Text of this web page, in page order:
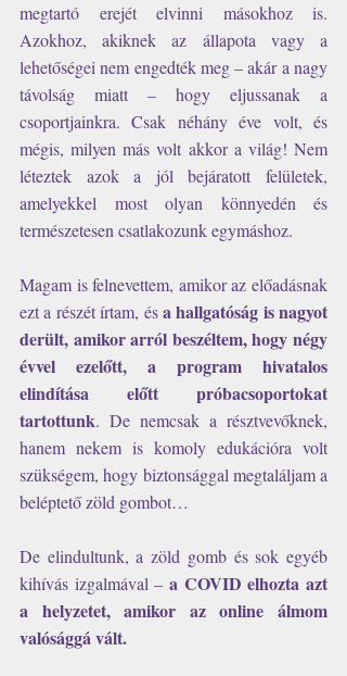
megtartó erejét elvinni másokhoz is.
Azokhoz, akiknek az állapota vagy a
lehetőségei nem engedték meg – akár a nagy
távolság miatt – hogy eljussanak a
csoportjainkra. Csak néhány éve volt, és
mégis, milyen más volt akkor a világ! Nem
léteztek azok a jól bejáratott felületek,
amelyekkel most olyan könnyedén és
természetesen csatlakozunk egymáshoz.
Magam is felnevettem, amikor az előadásnak
ezt a részét írtam, és a hallgatóság is nagyot
derült, amikor arról beszéltem, hogy négy
évvel ezelőtt, a program hivatalos
elindítása előtt próbacsoportokat
tartottunk. De nemcsak a résztvevőknek,
hanem nekem is komoly edukációra volt
szükségem, hogy biztonsággal megtaláljam a
beléptető zöld gombot…
De elindultunk, a zöld gomb és sok egyéb
kihívás izgalmával – a COVID elhozta azt
a helyzetet, amikor az online álmom
valósággá vált.